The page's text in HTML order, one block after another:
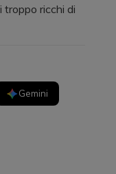
troppo ricchi di
Gemini